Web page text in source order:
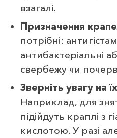
взагалі.
Призначення
потрібні:
антибактеріальні
свербежу чи
Зверніть увагу на
Наприклад, для
підійдуть краплі з
кислотою. У разі